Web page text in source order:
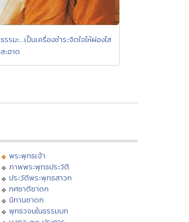
ธรรมะ...เป็นเครื่องชำระจิตใจให้ผ่องใส
สะอาด
พระพุทธเจ้า
ภาพพระพุทธประวัติ
ประวัติพระพุทธสาวก
ทศชาติชาดก
นิทานชาดก
พุทธวจนในธรรมบท